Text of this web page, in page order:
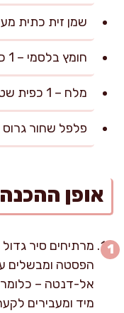
שמן זית כתית מעולה – 4
חומץ בלסמי – 1 כף (15 מ"ל)
מלח – 1 כפית שטוחה (5 גרם, להתאמה לפי הטעם)
פלפל שחור גרוס
אופן ההכנה
מרתיחים סיר
אל-דנטה –
מיד ומעבירים